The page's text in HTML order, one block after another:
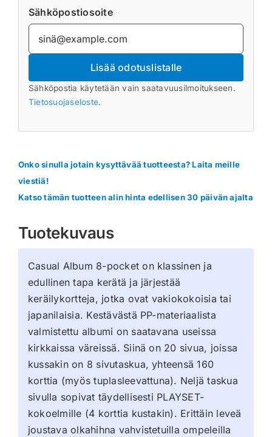
Sähköpostiosoite
Lisää odotuslistalle
Sähköpostia käytetään vain saatavuusilmoitukseen.
Tietosuojaseloste.
Onko sinulla jotain kysyttävää tuotteesta? Laita meille
viestiä!
Katso tämän tuotteen alin hinta edellisen 30 päivän ajalta
Tuotekuvaus
Casual Album 8-pocket on klassinen ja
edullinen tapa kerätä ja järjestää
keräilykortteja, jotka ovat vakiokokoisia tai
japanilaisia. Kestävästä PP-materiaalista
valmistettu albumi on saatavana useissa
kirkkaissa väreissä. Siinä on 20 sivua, joissa
kussakin on 8 sivutaskua, yhteensä 160
korttia (myös tuplasleevattuna). Neljä taskua
sivulla sopivat täydellisesti PLAYSET-
kokoelmille (4 korttia kustakin). Erittäin leveä
joustava olkahihna vahvistetuilla ompeleilla